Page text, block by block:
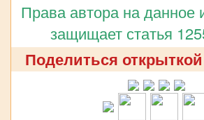
Права автора на данное
защищает статья
Поделиться